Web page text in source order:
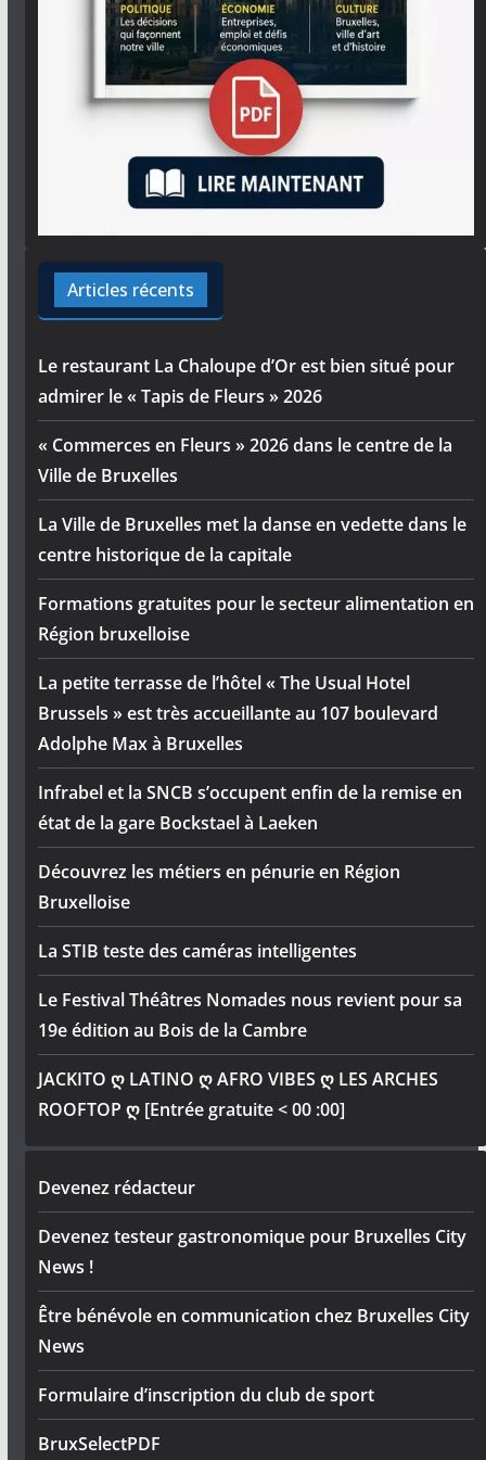
Articles récents
Le restaurant La Chaloupe d’Or est bien situé pour
admirer le « Tapis de Fleurs » 2026
« Commerces en Fleurs » 2026 dans le centre de la
Ville de Bruxelles
La Ville de Bruxelles met la danse en vedette dans le
centre historique de la capitale
Formations gratuites pour le secteur alimentation en
Région bruxelloise
La petite terrasse de l’hôtel « The Usual Hotel
Brussels » est très accueillante au 107 boulevard
Adolphe Max à Bruxelles
Infrabel et la SNCB s’occupent enfin de la remise en
état de la gare Bockstael à Laeken
Découvrez les métiers en pénurie en Région
Bruxelloise
La STIB teste des caméras intelligentes
Le Festival Théâtres Nomades nous revient pour sa
19e édition au Bois de la Cambre
JACKITO ღ LATINO ღ AFRO VIBES ღ LES ARCHES
ROOFTOP ღ [Entrée gratuite < 00 :00]
Devenez rédacteur
Devenez testeur gastronomique pour Bruxelles City
News !
Être bénévole en communication chez Bruxelles City
News
Formulaire d’inscription du club de sport
BruxSelectPDF